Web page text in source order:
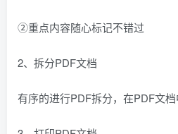
②重点内容随心标记不错过
2、拆分PDF文档
有序的进行PDF拆分，在PDF文